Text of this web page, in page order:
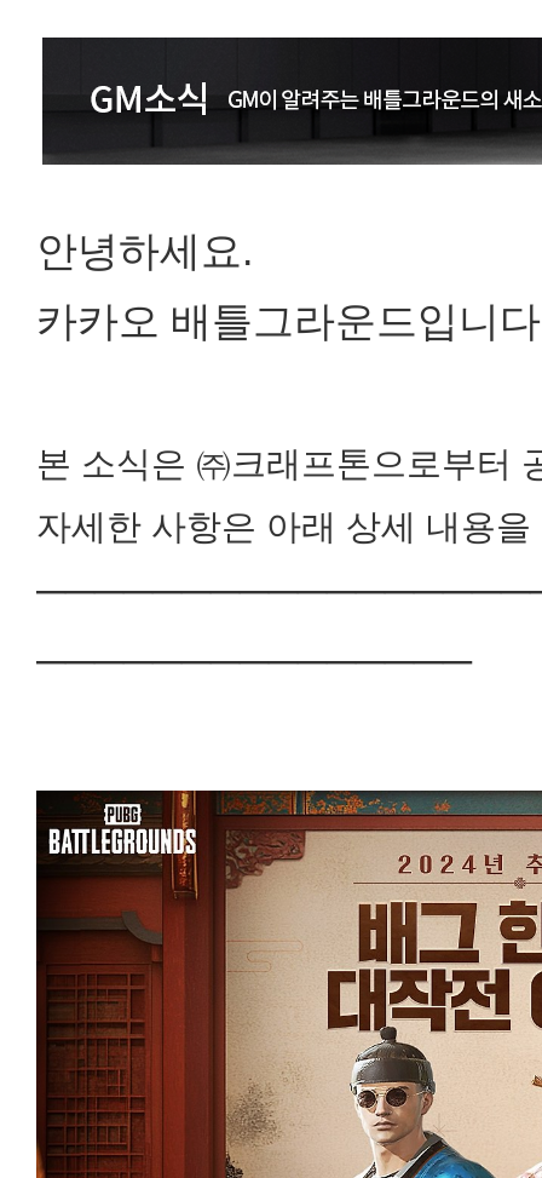
안녕하세요.
카카오 배틀그라운드입니
본 소식은 ㈜크래프톤으로부터
자세한 사항은 아래 상세 내용
───────────────